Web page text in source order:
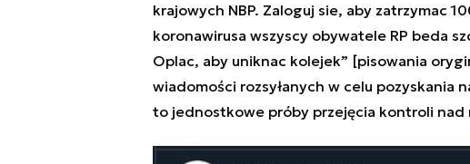
krajowych NBP. Zaloguj sie, aby zatrzymac
koronawirusa wszyscy obywatele RP beda
Oplac, aby uniknac kolejek” [pisowania
wiadomości rozsyłanych w celu pozyskania
to jednostkowe próby przejęcia kontroli nad